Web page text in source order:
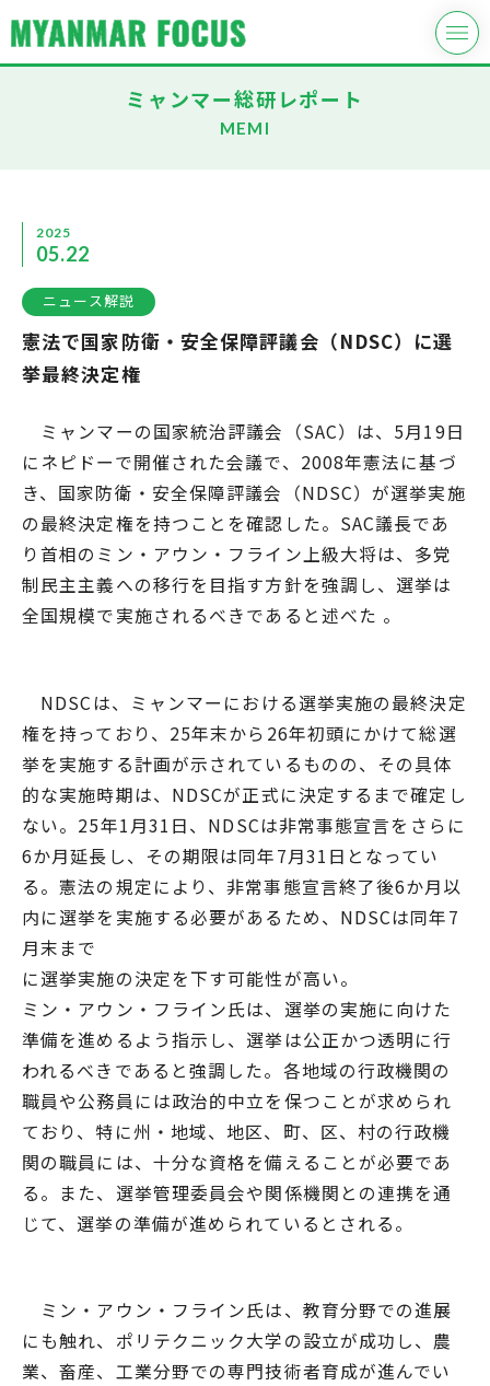
ミャンマー総研レポート
MEMI
2025
05.22
ニュース解説
憲法で国家防衛・安全保障評議会（NDSC）に選
挙最終決定権
ミャンマーの国家統治評議会（SAC）は、5月19日
にネピドーで開催された会議で、2008年憲法に基づ
き、国家防衛・安全保障評議会（NDSC）が選挙実施
の最終決定権を持つことを確認した。SAC議長であ
り首相のミン・アウン・フライン上級大将は、多党
制民主主義への移行を目指す方針を強調し、選挙は
全国規模で実施されるべきであると述べた 。
NDSCは、ミャンマーにおける選挙実施の最終決定
権を持っており、25年末から26年初頭にかけて総選
挙を実施する計画が示されているものの、その具体
的な実施時期は、NDSCが正式に決定するまで確定し
ない。25年1月31日、NDSCは非常事態宣言をさらに
6か月延長し、その期限は同年7月31日となってい
る。憲法の規定により、非常事態宣言終了後6か月以
内に選挙を実施する必要があるため、NDSCは同年7
月末まで
に選挙実施の決定を下す可能性が高い。
ミン・アウン・フライン氏は、選挙の実施に向けた
準備を進めるよう指示し、選挙は公正かつ透明に行
われるべきであると強調した。各地域の行政機関の
職員や公務員には政治的中立を保つことが求められ
ており、特に州・地域、地区、町、区、村の行政機
関の職員には、十分な資格を備えることが必要であ
る。また、選挙管理委員会や関係機関との連携を通
じて、選挙の準備が進められているとされる。
ミン・アウン・フライン氏は、教育分野での進展
にも触れ、ポリテクニック大学の設立が成功し、農
業、畜産、工業分野での専門技術者育成が進んでい